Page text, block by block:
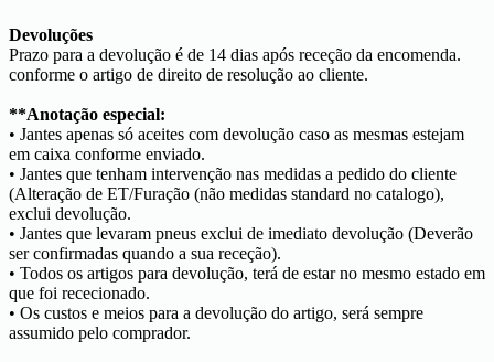
Devoluções
Prazo para a devolução é de 14 dias após receção da encomenda.
conforme o artigo de direito de resolução ao cliente.
**Anotação especial:
• Jantes apenas só aceites com devolução caso as mesmas estejam
em caixa conforme enviado.
• Jantes que tenham intervenção nas medidas a pedido do cliente
(Alteração de ET/Furação (não medidas standard no catalogo),
exclui devolução.
• Jantes que levaram pneus exclui de imediato devolução (Deverão
ser confirmadas quando a sua receção).
• Todos os artigos para devolução, terá de estar no mesmo estado em
que foi rececionado.
• Os custos e meios para a devolução do artigo, será sempre
assumido pelo comprador.